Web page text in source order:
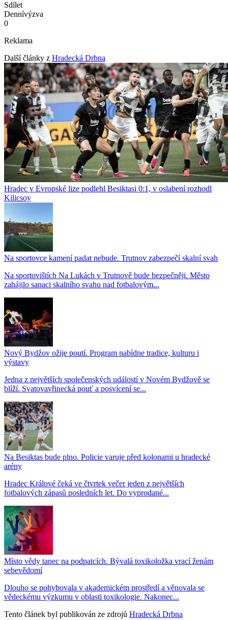
Sdílet
Dennívýzva
0
Reklama
Další články z Hradecká Drbna
Hradec v Evropské lize podlehl Besiktasi 0:1, v oslabení rozhodl
Kilicsoy
Na sportovce kamení padat nebude. Trutnov zabezpečí skalní svah
Na sportovištích Na Lukách v Trutnově bude bezpečněji. Město
zahájilo sanaci skalního svahu nad fotbalovým...
Nový Bydžov ožije poutí. Program nabídne tradice, kulturu i
výstavy
Jedna z největších společenských událostí v Novém Bydžově se
blíží. Svatovavřinecká pouť a posvícení se...
Na Besiktas bude plno. Policie varuje před kolonami u hradecké
arény
Hradec Králové čeká ve čtvrtek večer jeden z největších
fotbalových zápasů posledních let. Do vyprodané...
Místo vědy tanec na podpatcích. Bývalá toxikoložka vrací ženám
sebevědomí
Dlouho se pohybovala v akademickém prostředí a věnovala se
vědeckému výzkumu v oblasti toxikologie. Nakonec...
Tento článek byl publikován ze zdrojů Hradecká Drbna